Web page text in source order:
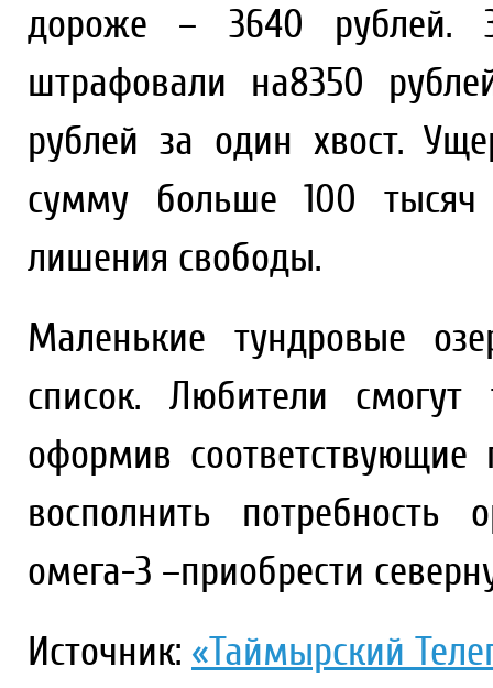
дороже – 3640 рублей.
штрафовали на8350
рублей за один хвост.
сумму больше 100 тысяч
лишения свободы.
Маленькие тундровые
список. Любители
оформив
восполнить
омега-3 –приобрести
Источник: «Таймырский